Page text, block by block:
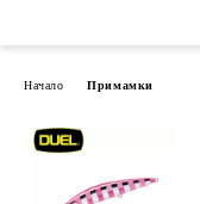
Начало Примамки